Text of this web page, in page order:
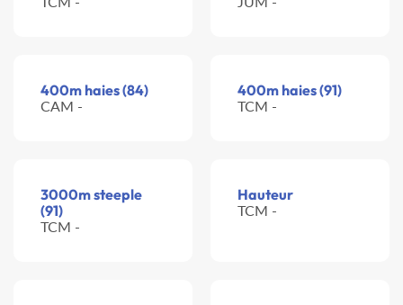
400m haies (84)
CAM -
400m haies (91)
TCM -
3000m steeple
(91)
TCM -
Hauteur
TCM -